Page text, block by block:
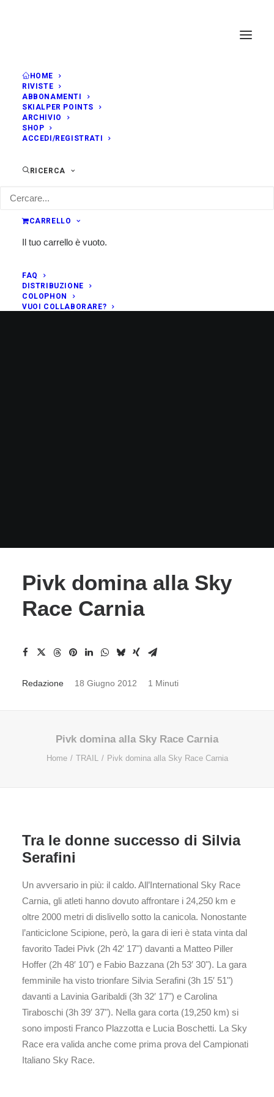
HOME
RIVISTE
ABBONAMENTI
SKIALPER POINTS
ARCHIVIO
SHOP
ACCEDI/REGISTRATI
RICERCA
CARRELLO
Il tuo carrello è vuoto.
FAQ
DISTRIBUZIONE
COLOPHON
VUOI COLLABORARE?
Pivk domina alla Sky
Race Carnia
Redazione 18 Giugno 2012 1 Minuti
Pivk domina alla Sky Race Carnia
Home TRAIL Pivk domina alla Sky Race Carnia
Tra le donne successo di Silvia
Serafini
Un avversario in più: il caldo. All’International Sky Race
Carnia, gli atleti hanno dovuto affrontare i 24,250 km e
oltre 2000 metri di dislivello sotto la canicola. Nonostante
l’anticiclone Scipione, però, la gara di ieri è stata vinta dal
favorito Tadei Pivk (2h 42′ 17") davanti a Matteo Piller
Hoffer (2h 48′ 10") e Fabio Bazzana (2h 53′ 30"). La gara
femminile ha visto trionfare Silvia Serafini (3h 15′ 51")
davanti a Lavinia Garibaldi (3h 32′ 17") e Carolina
Tiraboschi (3h 39′ 37"). Nella gara corta (19,250 km) si
sono imposti Franco Plazzotta e Lucia Boschetti. La Sky
Race era valida anche come prima prova del Campionati
Italiano Sky Race.